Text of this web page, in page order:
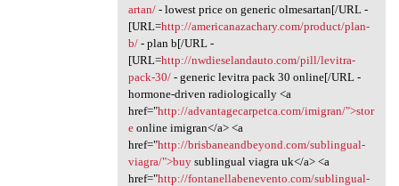
artan/- lowest price on generic olmesartan[/URL -
[URL=http://americanazachary.com/product/plan-
b/- plan b[/URL -
[URL=http://nwdieselandauto.com/pill/levitra-
pack-30/- generic levitra pack 30 online[/URL -
hormone-driven radiologically <a
href="http://advantagecarpetca.com/imigran/">stor
eonline imigran</a> <a
href="http://brisbaneandbeyond.com/sublingual-
viagra/">buysublingual viagra uk</a> <a
href="http://fontanellabenevento.com/sublingual-